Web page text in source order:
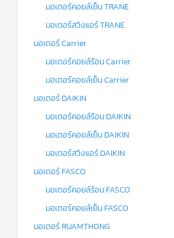
มอเตอร์คอยล์เย็น TRANE
มอเตอร์สวิงแอร์ TRANE
มอเตอร์ Carrier
มอเตอร์คอยล์ร้อน Carrier
มอเตอร์คอยล์เย็น Carrier
มอเตอร์ DAIKIN
มอเตอร์คอยล์ร้อน DAIKIN
มอเตอร์คอยล์เย็น DAIKIN
มอเตอร์สวิงแอร์ DAIKIN
มอเตอร์ FASCO
มอเตอร์คอยล์ร้อน FASCO
มอเตอร์คอยล์เย็น FASCO
มอเตอร์ RUAMTHONG